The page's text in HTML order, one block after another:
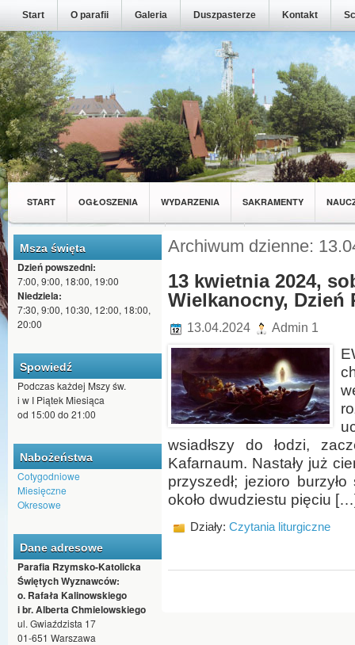
Start O parafii Galeria Duszpasterze Kontakt
START OGŁOSZENIA WYDARZENIA SAKRAMENTY
MŁODZIEŻ Z NASZEJ PARAFII WSPÓLNOTY
Msza święta
Dzień powszedni:
7:00, 9:00, 18:00, 19:00
Niedziela:
7:30, 9:00, 10:30, 12:00, 18:00,
20:00
Spowiedź
Podczas każdej Mszy św.
i w I Piątek Miesiąca
od 15:00 do 21:00
Nabożeństwa
Cotygodniowe
Miesięczne
Okresowe
Dane adresowe
Parafia Rzymsko-Katolicka
Świętych Wyznawców:
o. Rafała Kalinowskiego
i br. Alberta Chmielowskiego
ul. Gwiaździsta 17
01-651 Warszawa
Archiwum dzienne:
13 kwietnia 2024,
Wielkanocny, Dzień
13.04.2024 Admin 1
wsiadłszy do łodzi,
Kafarnaum. Nastały już
przyszedł; jezioro
około dwudziestu pięciu
Działy: Czytania liturgiczne